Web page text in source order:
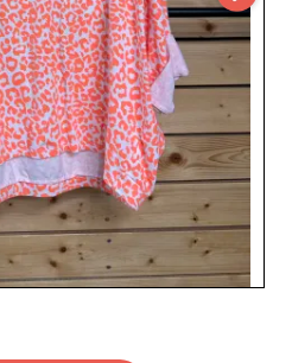
que pretendem diversificar a
feminina exigente. Na
como estas coleções
e reforçar a sua